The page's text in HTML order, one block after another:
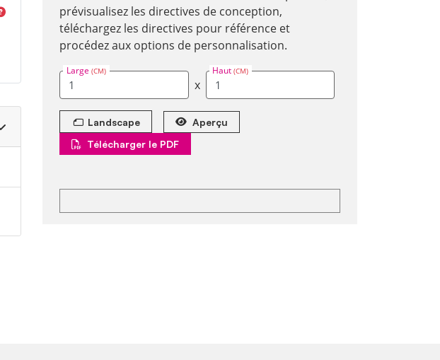
prévisualisez les directives de conception,
téléchargez les directives pour référence et
procédez aux options de personnalisation.
Large (CM)
x
Haut(CM)
Landscape
Aperçu
Télécharger le PDF